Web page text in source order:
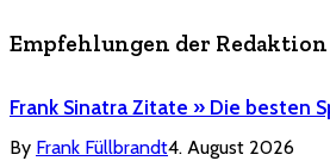
Empfehlungen der Redaktion
Frank Sinatra Zitate » Die besten
By Frank Füllbrandt4. August 2026